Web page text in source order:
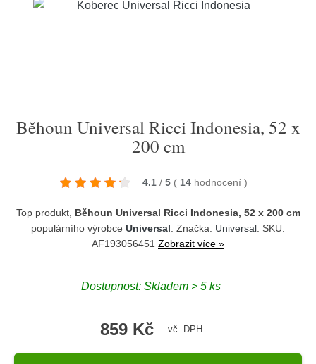
Běhoun Universal Ricci Indonesia, 52 x
200 cm
4.1 / 5 ( 14 hodnocení )
Top produkt, Běhoun Universal Ricci Indonesia, 52 x 200 cm
populárního výrobce Universal . Značka: Universal . SKU:
AF193056451 Zobrazit více »
Dostupnost: Skladem > 5 ks
859 Kč vč. DPH